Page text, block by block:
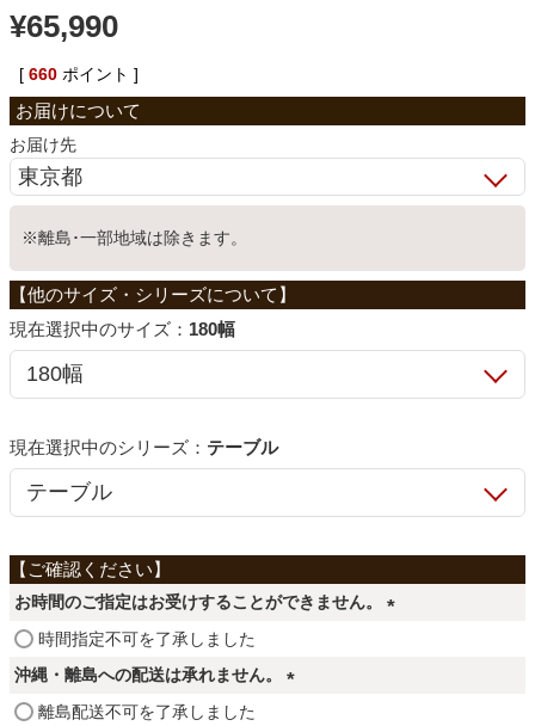
収納家具
学習机
ホームオフィス
寝具
カーテン
ラグ
¥65,990
[ 660 ポイント ]
お届け先
※離島･一部地域は除きます。
サイズ： 180幅
シリーズ： テーブル
お時間のご指定はお受けすることができません。
時間指定不可を了承しました
沖縄・離島への配送は承れません。
離島配送不可を了承しました